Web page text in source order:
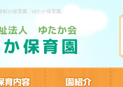
の保育園「ゆたか保育園」